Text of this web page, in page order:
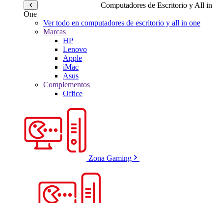
Computadores de Escritorio y All in
One
Ver todo en computadores de escritorio y all in one
Marcas
HP
Lenovo
Apple
iMac
Asus
Complementos
Office
Zona Gaming